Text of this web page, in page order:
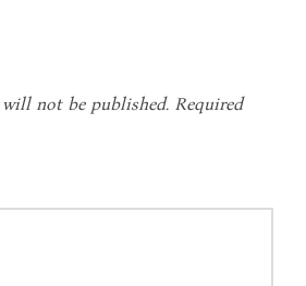
will not be published. Required